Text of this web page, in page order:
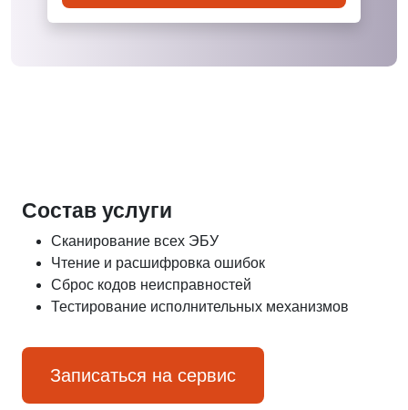
Состав услуги
Сканирование всех ЭБУ
Чтение и расшифровка ошибок
Сброс кодов неисправностей
Тестирование исполнительных механизмов
Записаться на сервис